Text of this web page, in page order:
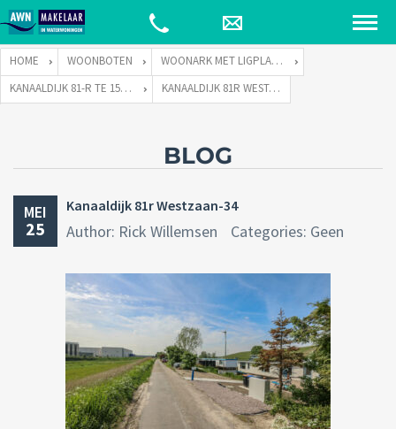
HOME WOONBOTEN
WOONARK MET LIGPLAATS
KANAALDIJK 81-R TE 1551 PH WESTZAAN
KANAALDIJK 81R WESTZAAN-34
BLOG
MEI
25
Kanaaldijk 81r Westzaan-34
Author: Rick Willemsen Categories: Geen